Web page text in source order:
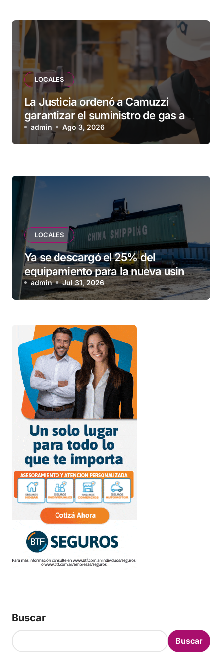
LOCALES
La Justicia ordenó a Camuzzi
garantizar el suministro de gas a
una familia de Tolhuin
admin Ago 3, 2026
LOCALES
Ya se descargó el 25% del
equipamiento para la nueva usina
de Ushuaia
admin Jul 31, 2026
Buscar
Buscar